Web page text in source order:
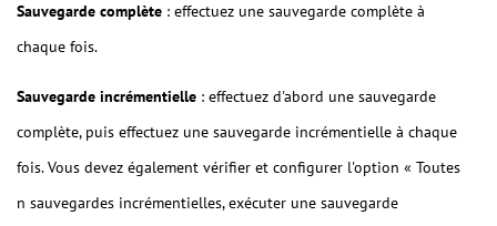
Sauvegarde complète : effectuez une sauvegarde complète à
chaque fois.
Sauvegarde incrémentielle : effectuez d'abord une sauvegarde
complète, puis effectuez une sauvegarde incrémentielle à chaque
fois. Vous devez également vérifier et configurer l'option « Toutes
n sauvegardes incrémentielles, exécuter une sauvegarde